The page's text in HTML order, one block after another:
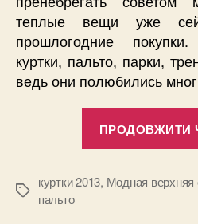
теплые вещи уже
прошлогодние
куртки, пальто, парки,
ведь они полюбились
ПРОДОВЖИТИ
Позначки
куртки 2013, Модная верхняя
пальто